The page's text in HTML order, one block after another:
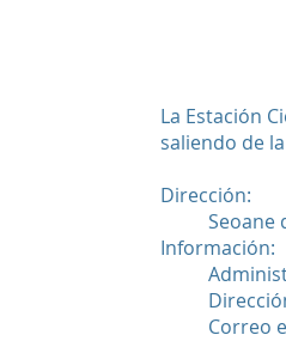
La Estación
saliendo de
Dirección:
Seoane
Información:
Correo